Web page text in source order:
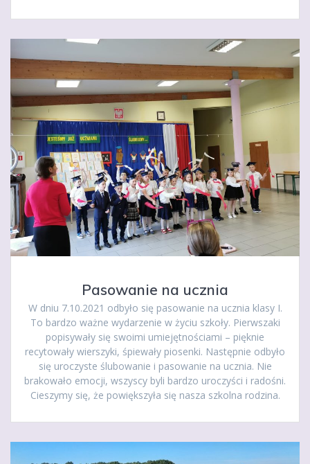
Pasowanie na ucznia
W dniu 7.10.2021 odbyło się pasowanie na ucznia klasy I.
To bardzo ważne wydarzenie w życiu szkoły. Pierwszaki
popisywały się swoimi umiejętnościami – pięknie
recytowały wierszyki, śpiewały piosenki. Następnie odbyło
się uroczyste ślubowanie i pasowanie na ucznia. Nie
brakowało emocji, wszyscy byli bardzo uroczyści i radośni.
Cieszymy się, że powiększyła się nasza szkolna rodzina.